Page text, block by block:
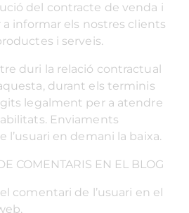
del contracte de venda i
informar els nostres clients
i serveis.
duri la relació contractual
durant els terminis
legalment per a atendre
Enviaments
l’usuari en demani la baixa.
COMENTARIS EN EL BLOG
comentari de l’usuari en el